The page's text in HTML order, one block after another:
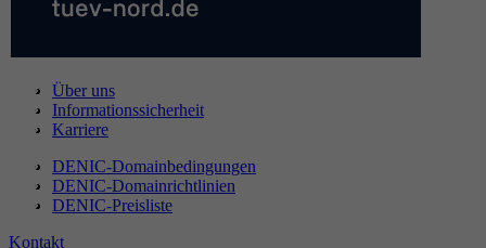
Über uns
Informationssicherheit
Karriere
DENIC-Domainbedingungen
DENIC-Domainrichtlinien
DENIC-Preisliste
Kontakt